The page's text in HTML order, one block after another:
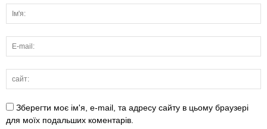
Зберегти моє ім'я, e-mail, та адресу сайту в цьому браузері
для моїх подальших коментарів.